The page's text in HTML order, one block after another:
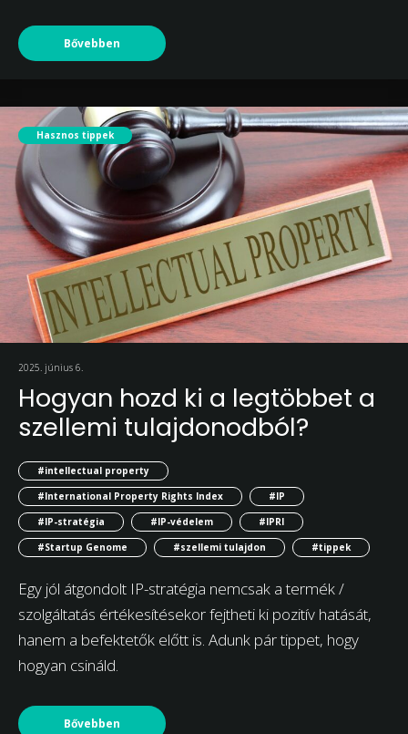
Bővebben
Hasznos tippek
2025. június 6.
Hogyan hozd ki a legtöbbet a
szellemi tulajdonodból?
#intellectual property
#International Property Rights Index
#IP
#IP-stratégia
#IP-védelem
#IPRI
#Startup Genome
#szellemi tulajdon #tippek
Egy jól átgondolt IP-stratégia nemcsak a termék /
szolgáltatás értékesítésekor fejtheti ki pozitív hatását,
hanem a befektetők előtt is. Adunk pár tippet, hogy
hogyan csináld.
Bővebben